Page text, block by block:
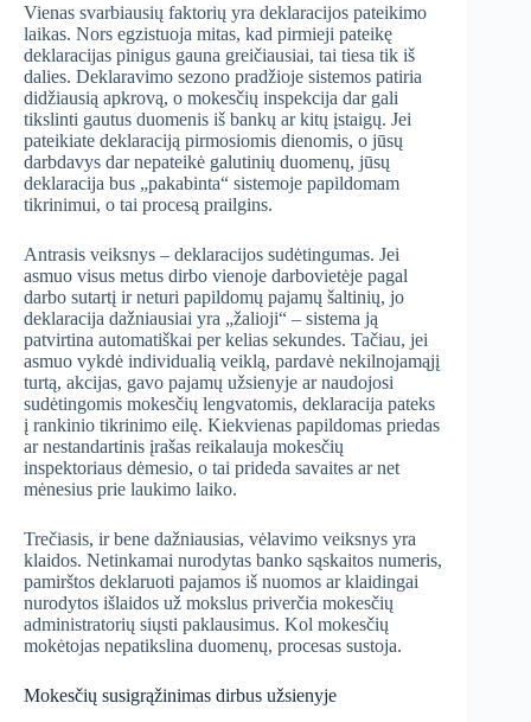
Vienas svarbiausių faktorių yra deklaracijos pateikimo
laikas. Nors egzistuoja mitas, kad pirmieji pateikę
deklaracijas pinigus gauna greičiausiai, tai tiesa tik iš
dalies. Deklaravimo sezono pradžioje sistemos patiria
didžiausią apkrovą, o mokesčių inspekcija dar gali
tikslinti gautus duomenis iš bankų ar kitų įstaigų. Jei
pateikiate deklaraciją pirmosiomis dienomis, o jūsų
darbdavys dar nepateikė galutinių duomenų, jūsų
deklaracija bus „pakabinta“ sistemoje papildomam
tikrinimui, o tai procesą prailgins.
Antrasis veiksnys – deklaracijos sudėtingumas. Jei
asmuo visus metus dirbo vienoje darbovietėje pagal
darbo sutartį ir neturi papildomų pajamų šaltinių, jo
deklaracija dažniausiai yra „žalioji“ – sistema ją
patvirtina automatiškai per kelias sekundes. Tačiau, jei
asmuo vykdė individualią veiklą, pardavė nekilnojamąjį
turtą, akcijas, gavo pajamų užsienyje ar naudojosi
sudėtingomis mokesčių lengvatomis, deklaracija pateks
į rankinio tikrinimo eilę. Kiekvienas papildomas priedas
ar nestandartinis įrašas reikalauja mokesčių
inspektoriaus dėmesio, o tai prideda savaites ar net
mėnesius prie laukimo laiko.
Trečiasis, ir bene dažniausias, vėlavimo veiksnys yra
klaidos. Netinkamai nurodytas banko sąskaitos numeris,
pamirštos deklaruoti pajamos iš nuomos ar klaidingai
nurodytos išlaidos už mokslus priverčia mokesčių
administratorių siųsti paklausimus. Kol mokesčių
mokėtojas nepatikslina duomenų, procesas sustoja.
Mokesčių susigrąžinimas dirbus užsienyje